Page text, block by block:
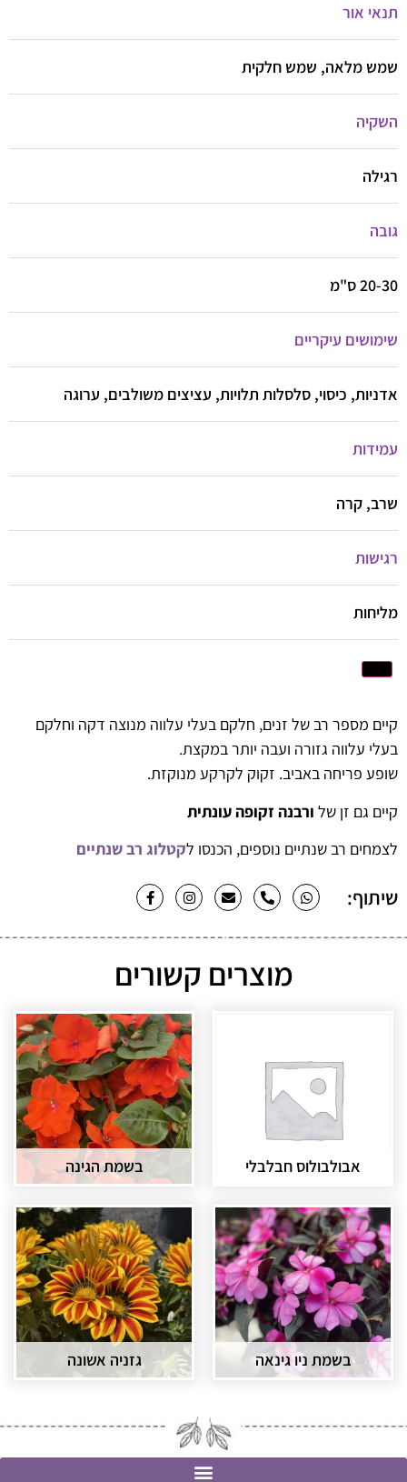
תנאי אור
שמש מלאה, שמש חלקית
השקיה
רגילה
גובה
20-30 ס"מ
שימושים עיקריים
אדניות, כיסוי, סלסלות תלויות, עציצים משולבים, ערוגה
עמידות
שרב, קרה
רגישות
מליחות
קיים מספר רב של זנים, חלקם בעלי עלווה מנוצה דקה וחלקם
בעלי עלווה גזורה ועבה יותר במקצת.
שופע פריחה באביב. זקוק לקרקע מנוקזת.
קיים גם זן של ורבנה זקופה עונתית
לצמחים רב שנתיים נוספים, הכנסו לקטלוג רב שנתיים
שיתוף:
מוצרים קשורים
אבולבולוס חבלבלי בשמת הגינה
בשמת ניו גינאה גזניה אשונה